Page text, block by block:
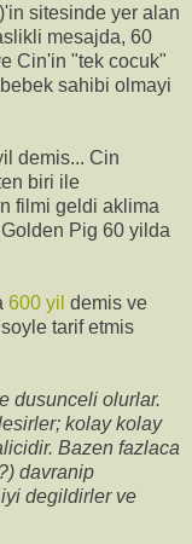
sitesinde yer alan
mesajda, 60
Cin'in "tek cocuk"
sahibi olmayi
demis... Cin
biri ile
filmi geldi aklima
Pig 60 yilda
600 yil demis ve
tarif etmis
dusunceli olurlar.
kolay kolay
Bazen fazlaca
davranip
degildirler ve